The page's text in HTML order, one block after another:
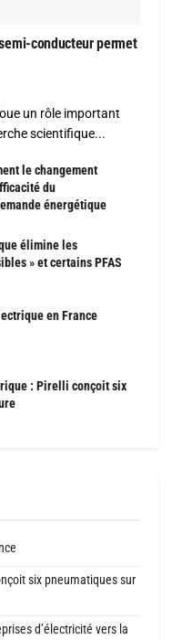
conducteur permet
un rôle important
scientifique...
le changement
du
énergétique
élimine les
» et certains PFAS
en France
: Pirelli conçoit six
six pneumatiques sur
d’électricité vers la